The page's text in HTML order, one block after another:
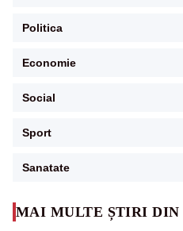
MAI MULTE ȘTIRI DIN
Politica
Economie
Social
Sport
Sanatate